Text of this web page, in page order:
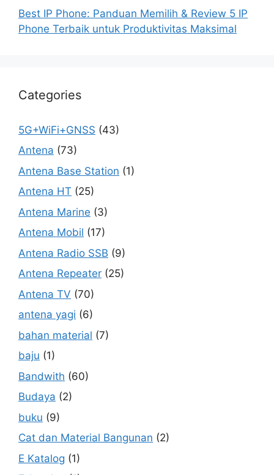
Best IP Phone: Panduan Memilih & Review 5 IP
Phone Terbaik untuk Produktivitas Maksimal
Categories
5G+WiFi+GNSS (43)
Antena (73)
Antena Base Station (1)
Antena HT (25)
Antena Marine (3)
Antena Mobil (17)
Antena Radio SSB (9)
Antena Repeater (25)
Antena TV (70)
antena yagi (6)
bahan material (7)
baju (1)
Bandwith (60)
Budaya (2)
buku (9)
Cat dan Material Bangunan (2)
E Katalog (1)